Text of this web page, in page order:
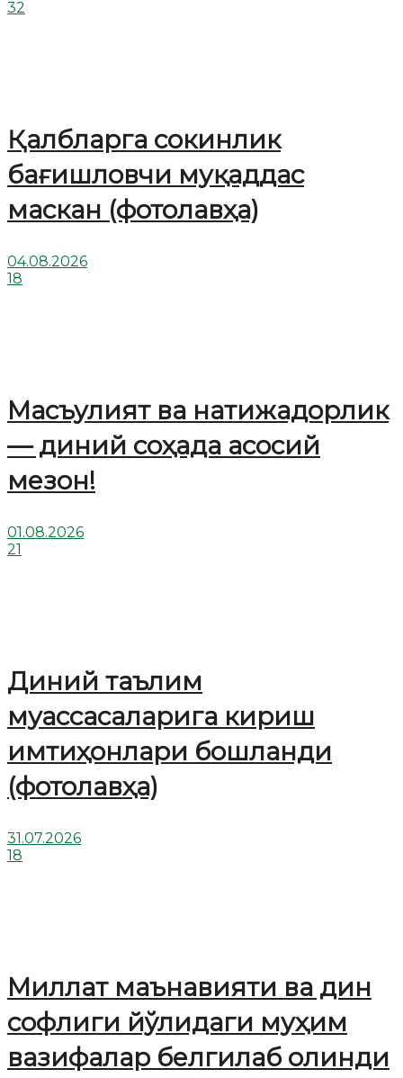
32
Қалбларга сокинлик
бағишловчи муқаддас
маскан (фотолавҳа)
04.08.2026
18
Масъулият ва натижадорлик
— диний соҳада асосий
мезон!
01.08.2026
21
Диний таълим
муассасаларига кириш
имтиҳонлари бошланди
(фотолавҳа)
31.07.2026
18
Миллат маънавияти ва дин
софлиги йўлидаги муҳим
вазифалар белгилаб олинди